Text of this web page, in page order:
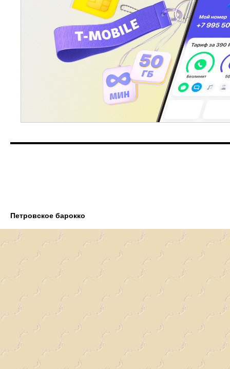
Петровское барокко